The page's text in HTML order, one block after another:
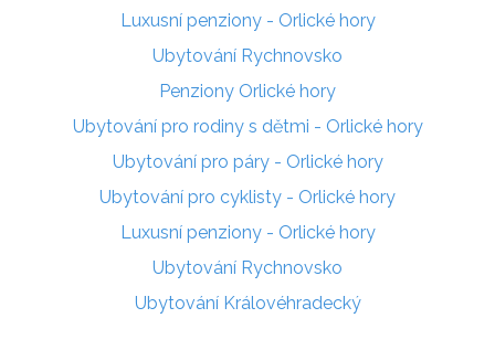
Luxusní penziony - Orlické hory
Ubytování Rychnovsko
Penziony Orlické hory
Ubytování pro rodiny s dětmi - Orlické hory
Ubytování pro páry - Orlické hory
Ubytování pro cyklisty - Orlické hory
Luxusní penziony - Orlické hory
Ubytování Rychnovsko
Ubytování Královéhradecký